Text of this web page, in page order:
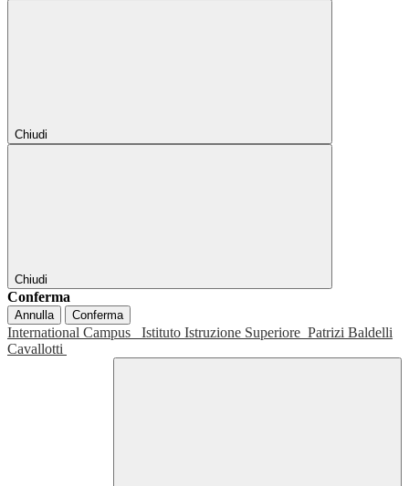
Chiudi
Chiudi
Conferma
Annulla Conferma
International Campus Istituto Istruzione Superiore Patrizi Baldelli
Cavallotti